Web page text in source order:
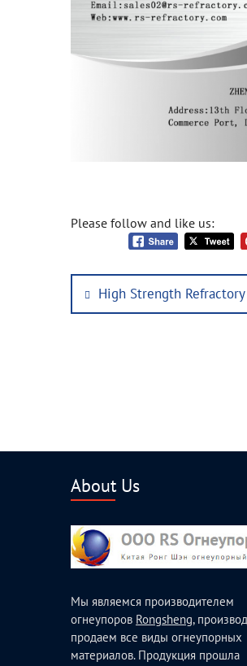
Please follow and like us:
Post
navigation
Previous
post:
High Strength
About Us
Мы являемся производителем
огнеупоров Rongsheng,
продаем все виды огнеупорных
материалов. Продукция прошла